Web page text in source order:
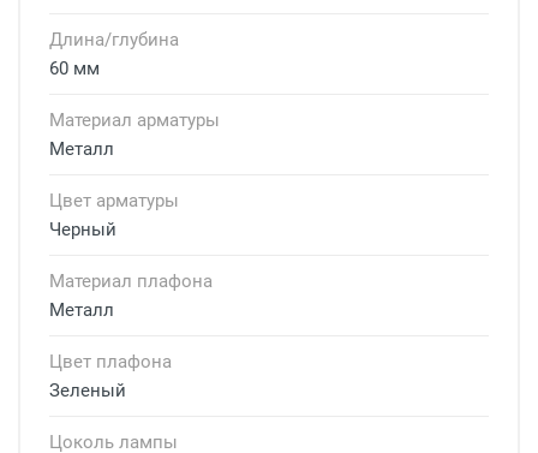
Длина/глубина
60 мм
Материал арматуры
Металл
Цвет арматуры
Черный
Материал плафона
Металл
Цвет плафона
Зеленый
Цоколь лампы